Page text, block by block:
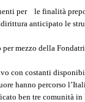
per le finalità
anticipato le
mezzo della
con costanti
hanno percorso
ben tre comunità in